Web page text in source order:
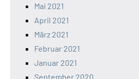
Mai 2021
April 2021
März 2021
Februar 2021
Januar 2021
September 2020